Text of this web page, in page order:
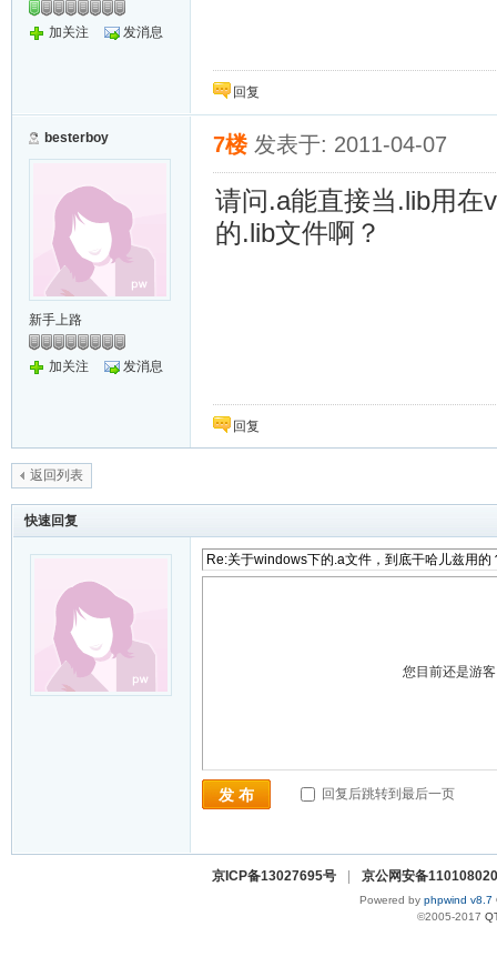
加关注 发消息
回复
besterboy
新手上路
加关注 发消息
7楼 发表于: 2011-04-07
请问.a能直接当.lib用在
的.lib文件啊？
回复
返回列表
快速回复
您目前还是游
发 布 回复后跳转到最后一页
京ICP备13027695号 京公网安备
Powered by phpwind v8.7
©2005-2017